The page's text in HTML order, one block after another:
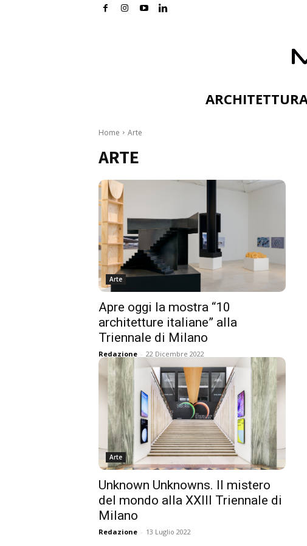
Home Arte
ARTE
Arte
Apre oggi la mostra “10
architetture italiane” alla
Triennale di Milano
Redazione - 22 Dicembre 2022
Arte
Unknown Unknowns. Il mistero
del mondo alla XXIII Triennale di
Milano
Redazione - 13 Luglio 2022